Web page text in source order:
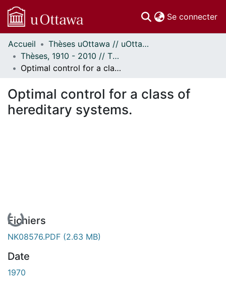
Se connecter
Communautés
et collections
Parcourir
À propos
Accueil
Thèses uOttawa // uOttawa Theses
Thèses, 1910 - 2010 // Theses, 1910 - 2010
Optimal control for a class of hereditary systems.
Optimal control for a class of
hereditary systems.
Fichiers
NK08576.PDF (2.63 MB)
Date
1970